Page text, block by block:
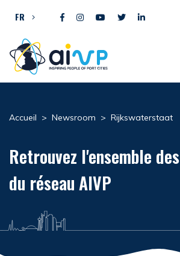
FR
Accueil > Newsroom > Rijkswaterstaat
Retrouvez l'ensemble des
du réseau AIVP